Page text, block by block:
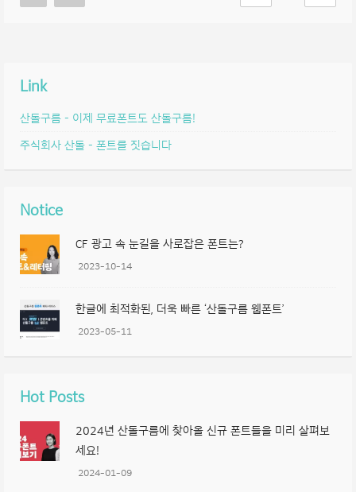
Link
산돌구름 – 이제 무료폰트도 산돌구름!
주식회사 산돌 – 폰트를 짓습니다
Notice
CF 광고 속 눈길을 사로잡은 폰트는?
2023-10-14
한글에 최적화된, 더욱 빠른 ‘산돌구름 웹폰트’
2023-05-11
Hot Posts
2024년 산돌구름에 찾아올 신규 폰트들을 미리 살펴보
세요!
2024-01-09